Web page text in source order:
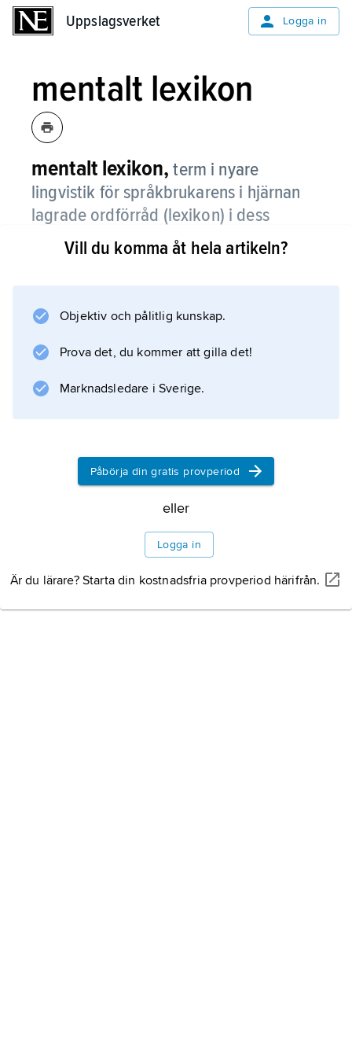
Uppslagsverket Logga in
mentalt lexikon
mentalt lexikon, term i nyare
lingvistik för språkbrukarens i hjärnan
lagrade ordförråd (lexikon) i dess
samspel med språkbrukarens mentalt
tillgängliga grammatiska regler.
Information om artikeln
Vill du komma åt hela artikeln?
Objektiv och pålitlig kunskap.
Prova det, du kommer att gilla det!
Marknadsledare i Sverige.
Påbörja din gratis provperiod
eller
Logga in
Är du lärare? Starta din kostnadsfria provperiod härifrån.